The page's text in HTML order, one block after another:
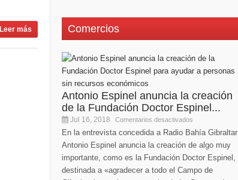
Leer más Comercios
Antonio Espinel anuncia la creación
de la Fundación Doctor Espinel...
Jul 16, 2018 Comentarios desactivados
En la entrevista concedida a Radio Bahía Gibraltar
Antonio Espinel anuncia la creación de algo muy
importante, como es la Fundación Doctor Espinel,
destinada a «agradecer a todo el Campo de